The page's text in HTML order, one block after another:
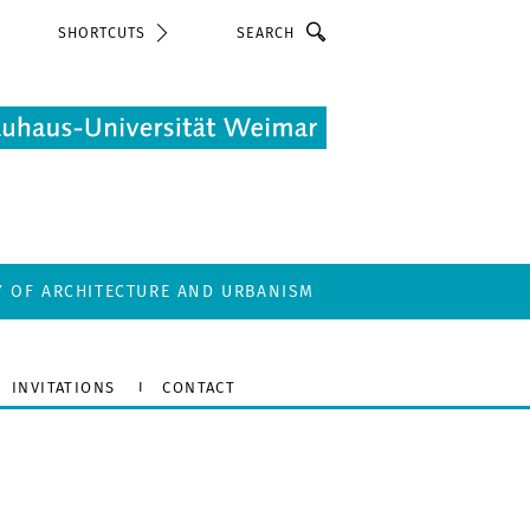
SHORTCUTS
OF ARCHITECTURE AND URBANISM
INVITATIONS CONTACT